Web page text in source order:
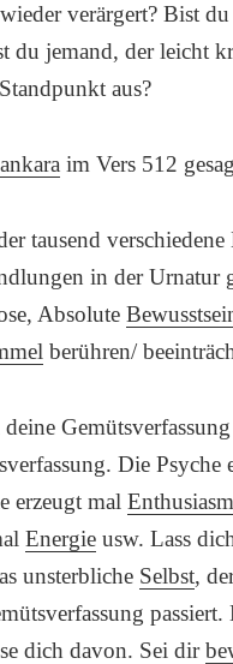
verärgert? Bist
du jemand, der leicht
Standpunkt aus?
im Vers 512
tausend
in der Urnatur
Absolute
berühren/
Die Psyche
erzeugt mal
Energie usw. Lass
unsterbliche Selbst,
dich davon. Sei dir